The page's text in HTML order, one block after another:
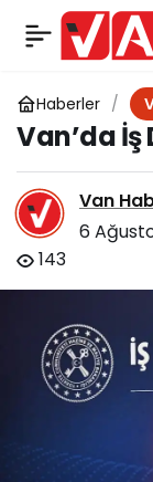
Haberler
Van’da İş
Van
6
143
Bangladeş
Büyükelçisi
Van’da